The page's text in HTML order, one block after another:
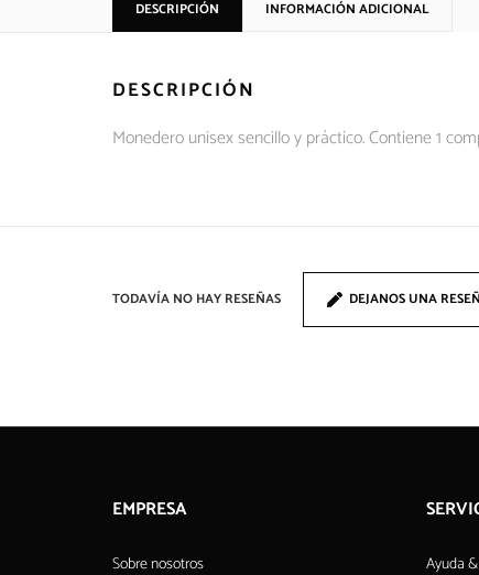
DESCRIPCIÓN INFORMACIÓN ADICIONAL
DESCRIPCIÓN
Monedero unisex sencillo y práctico. Contiene 1
TODAVÍA NO HAY RESEÑAS DEJANOS UNA
EMPRESA
Sobre nosotros Ayuda